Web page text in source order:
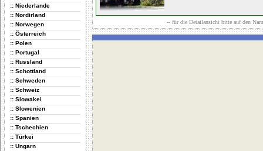
:: Niederlande
:: Nordirland
:: Norwegen
:: Österreich
:: Polen
:: Portugal
:: Russland
:: Schottland
:: Schweden
:: Schweiz
:: Slowakei
:: Slowenien
:: Spanien
:: Tschechien
:: Türkei
:: Ungarn
-- für die Detailansicht bitte auf den